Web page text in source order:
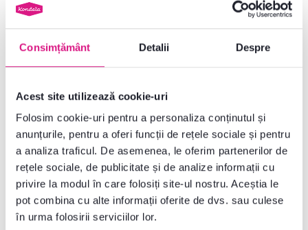
Consimțământ Detalii Despre
Acest site utilizează cookie-uri
Folosim cookie-uri pentru a personaliza conținutul și
anunțurile, pentru a oferi funcții de rețele sociale și pentru
a analiza traficul. De asemenea, le oferim partenerilor de
rețele sociale, de publicitate și de analize informații cu
privire la modul în care folosiți site-ul nostru. Aceștia le
pot combina cu alte informații oferite de dvs. sau culese
în urma folosirii serviciilor lor.
accesorii
Nr. produs : 0000237882
Parametri de bază
Dimensiuni și specificații
Informații despre ambalare